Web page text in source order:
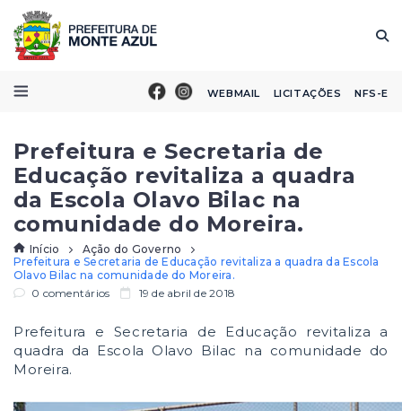
WEBMAIL LICITAÇÕES NFS-E
Prefeitura e Secretaria de
Educação revitaliza a quadra
da Escola Olavo Bilac na
comunidade do Moreira.
Início
Ação do Governo
Prefeitura e Secretaria de Educação revitaliza a quadra da Escola
Olavo Bilac na comunidade do Moreira.
0 comentários
19 de abril de 2018
Prefeitura e Secretaria de Educação revitaliza a
quadra da Escola Olavo Bilac na comunidade do
Moreira.